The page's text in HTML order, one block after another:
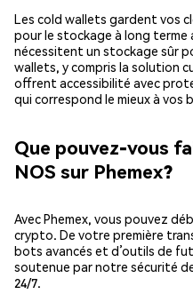
Les cold wallets gardent vos
pour le stockage à long terme
nécessitent un stockage sûr
wallets, y compris la solution
offrent accessibilité avec
qui correspond le mieux à vos
Que pouvez-vous
NOS sur Phemex?
Avec Phemex, vous pouvez
crypto. De votre première
bots avancés et d’outils de
soutenue par notre sécurité
24/7.